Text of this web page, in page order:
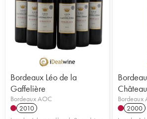
Bordeaux Léo de la
Gaffelière
Bordeaux AOC
2010
Bordeaux
2000